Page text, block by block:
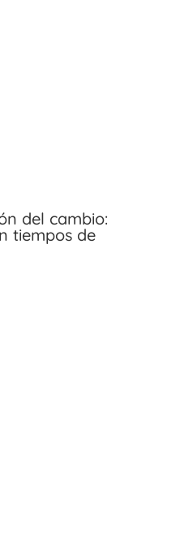
del cambio:
tiempos de